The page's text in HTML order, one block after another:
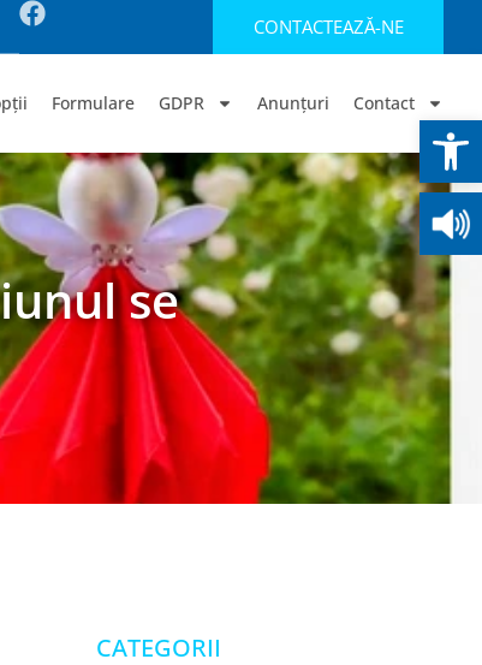
CONTACTEAZĂ-NE
Formulare GDPR Anunțuri Contact
se
CATEGORII